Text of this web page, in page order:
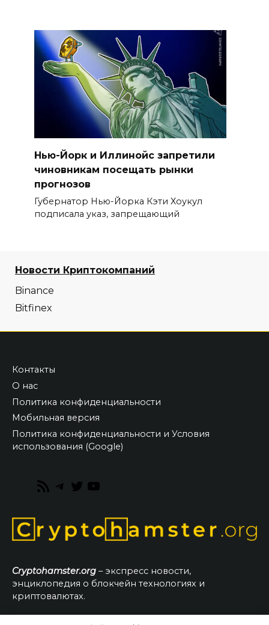
Нью-Йорк и Иллинойс запретили
чиновникам посещать рынки
прогнозов
Губернатор Нью-Йорка Кэти Хоукул
подписала указ, запрещающий
Новости Криптокомпаний
Binance
Bitfinex
Контакты
О нас
Политика конфиденциальности
Мобильная версия
Политика конфиденциальности и Условия
использования (Google)
RSS
Telegram
Twitter
Cryptohamster.org – экспресс новости,
энциклопедия о блокчейн технологиях и
криптовалютах.